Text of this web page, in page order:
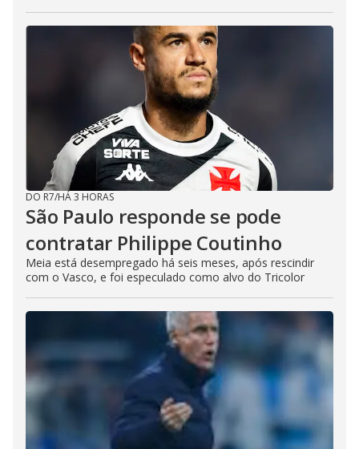
DO R7/HÁ 3 HORAS
São Paulo responde se pode
contratar Philippe Coutinho
Meia está desempregado há seis meses, após rescindir
com o Vasco, e foi especulado como alvo do Tricolor